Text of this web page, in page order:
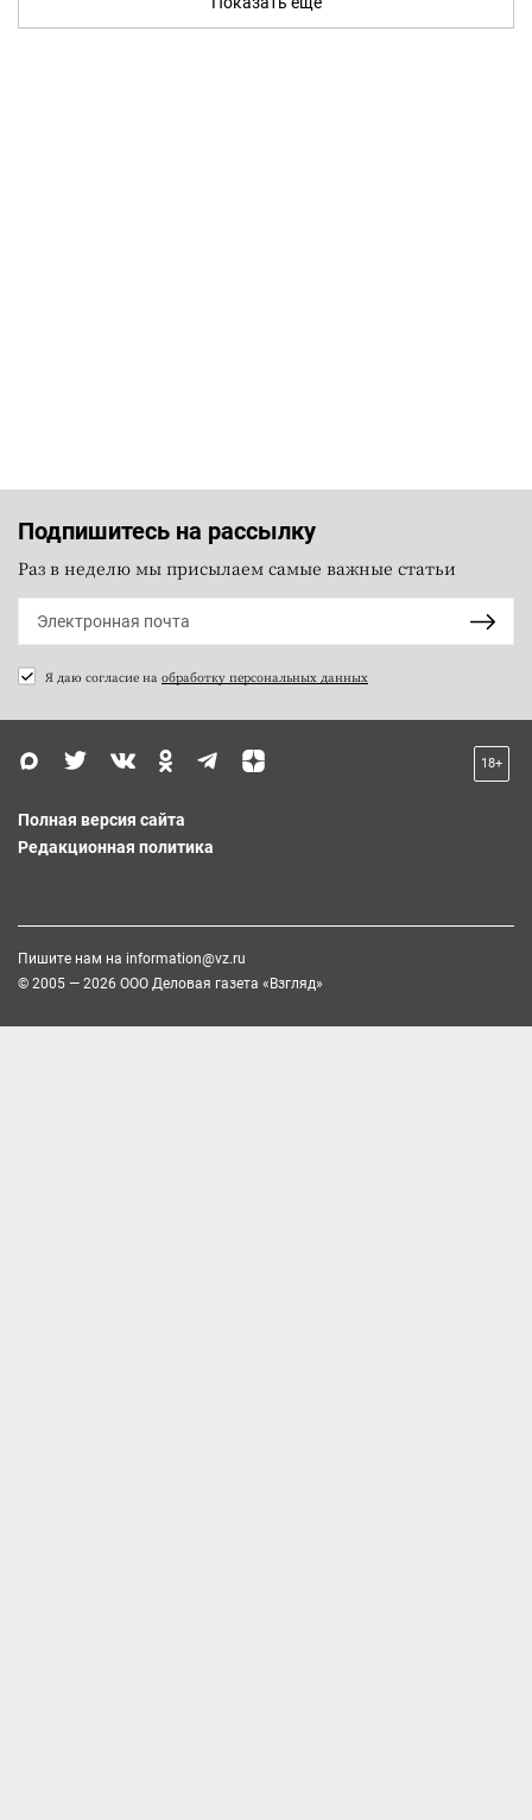
Подпишитесь на рассылку
Раз в неделю мы присылаем самые важные статьи
Я даю согласие на обработку персональных данных
18+
Полная версия сайта
Редакционная политика
Пишите нам на information@vz.ru
© 2005 — 2026 ООО Деловая газета «Взгляд»